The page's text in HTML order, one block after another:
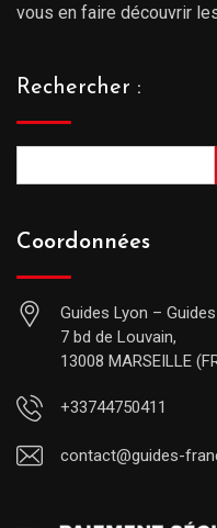
vous en faire découvrir
Rechercher :
Coordonnées
Guides Lyon –
7 bd de Louvain,
13008 MARSEILLE
+33744750411
contact@guides-